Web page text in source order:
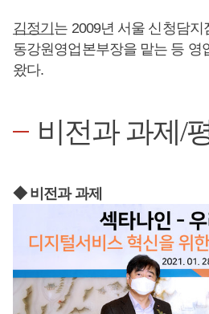
김정기는 2009년 서울 신청담
동강원영업본부장을 맡는 등 영
왔다.
비전과 과제/
◆ 비전과 과제